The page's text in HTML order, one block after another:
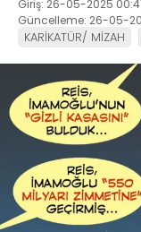
Giriş: 26-05-2025
Güncelleme: 26-05-
KARİKATÜR/ MİZAH